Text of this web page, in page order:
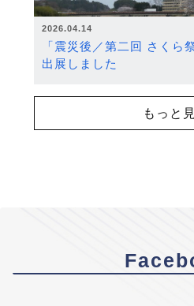
2026.04.14
「震災後／第二回 さくら
出展しました
もっと